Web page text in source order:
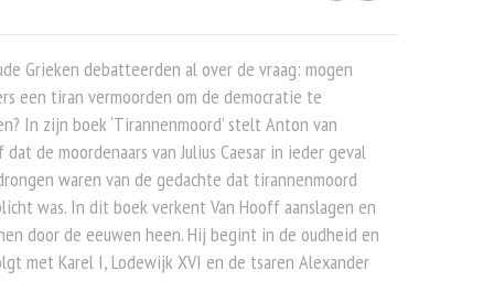
Grieken debatteerden al over de vraag: mogen
een tiran vermoorden om de democratie te
In zijn boek ‘Tirannenmoord’ stelt Anton van
de moordenaars van Julius Caesar in ieder geval
waren van de gedachte dat tirannenmoord
was. In dit boek verkent Van Hooff aanslagen en
door de eeuwen heen. Hij begint in de oudheid en
met Karel I, Lodewijk XVI en de tsaren Alexander